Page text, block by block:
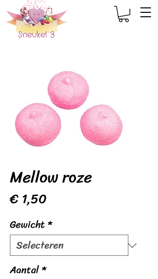
Mellow roze
€ 1,50Prijs
Gewicht*
Aantal*